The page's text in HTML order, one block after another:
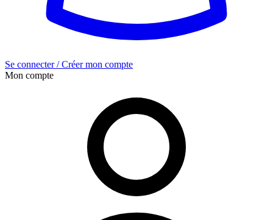
Se connecter / Créer mon compte
Mon compte